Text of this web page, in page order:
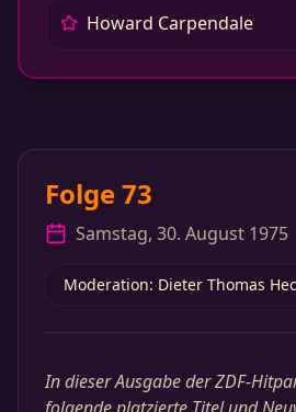
Howard Carpendale
Folge 73
Samstag, 30. August 1975
Moderation: Dieter Thomas
In dieser Ausgabe der ZDF-